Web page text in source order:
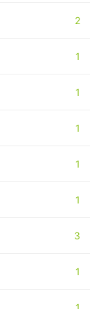
2
1
1
1
1
1
3
1